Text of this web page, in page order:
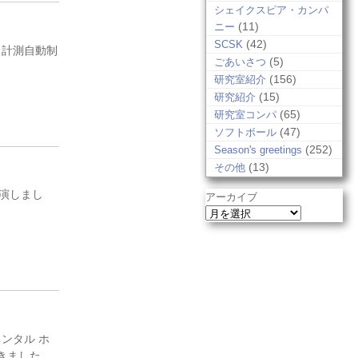
測自動制
しまし
タル ホ
シェイクスピア・カンパ
ニー (11)
SCSK (42)
ごあいさつ (5)
研究室紹介 (156)
研究紹介 (15)
研究室コンパ (65)
ソフトボール (47)
Season's greetings (252)
その他 (13)
アーカイブ